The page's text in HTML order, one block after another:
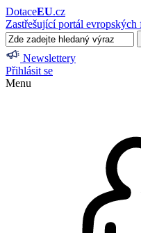
DotaceEU.cz
Zastřešující portál evropských
Newslettery
Přihlásit se
Menu